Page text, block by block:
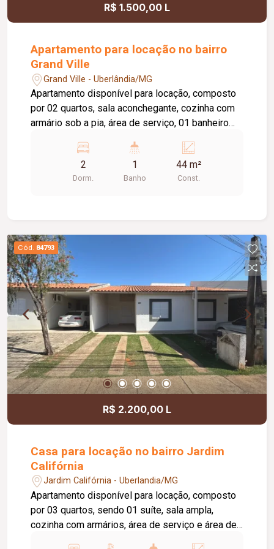
R$ 1.500,00 L
Apartamento para locação no bairro
Grand Ville
Grand Ville - Uberlândia/MG
Apartamento disponível para locação, composto
por 02 quartos, sala aconchegante, cozinha com
armário sob a pia, área de serviço, 01 banheiro
conta com elevador, proporcionando mais
praticidade no dia a dia. O condomínio oferece
uma excelente infraestrutura de lazer e
qualidade de vida para toda a família.
2
Dorm.
1
Banho
44 m²
Const.
Cód. 84793
R$ 2.200,00 L
Casa para locação no bairro Jardim
Califórnia
Jardim Califórnia - Uberlandia/MG
Apartamento disponível para locação, composto
por 03 quartos, sendo 01 suíte, sala ampla,
cozinha com armários, área de serviço e área de